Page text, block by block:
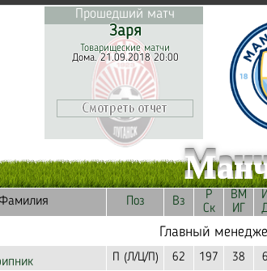
Прошедший матч
Заря
Товарищеские матчи
Дома. 21.09.2018 20:00
Поз Вз
Р
Ск
ВМ
ИГ
Главный
П (Л/Ц/П) 62 197 38